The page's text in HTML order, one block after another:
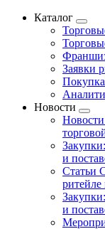
Каталог
Заявки
Новости
Новости
и
Статьи
ритейле
и